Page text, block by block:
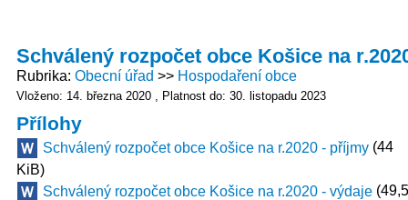
Schválený rozpočet obce Košice na
Rubrika Obecní úřad Hospodaření obce
Vloženo: 14. března 2020 Platnost do: 30. listopadu 2023
Přílohy
Schválený rozpočet obce Košice na r.2020 - příjmy (44
KiB)
Schválený rozpočet obce Košice na r.2020 - výdaje (49,5